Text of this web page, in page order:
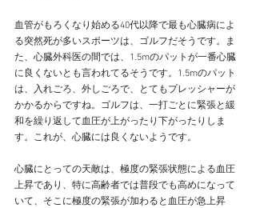
血管がもろくなり始める40代以降で最も心臓病によ
る突然死が多いスポーツは、ゴルフだそうです。ま
た、心臓外科医の間では、1.5mのパットが一番心臓
に良くないとも言われてるそうです。1.5mのパット
は、入れごろ、外しごろで、とてもプレッシャーが
かかるからですね。ゴルフは、一打ごとに緊張と緩
和を繰り返して血圧が上がったり下がったりしま
す。これが、心臓には良くないようです。
心臓にとっての天敵は、極度の緊張状態による血圧
上昇であり、特に高齢者では普段でも高めになって
いて、そこに極度の緊張が加わると血圧が急上昇